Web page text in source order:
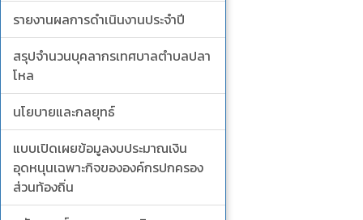
รายงานผลการดำเนินงานประจำปี
สรุปจำนวนบุคลากรเทศบาลตำบลปลา
โหล
นโยบายและกลยุทธ์
แบบเปิดเผยข้อมูลงบประมาณเงิน
อุดหนุนเฉพาะกิจขององค์กรปกครอง
ส่วนท้องถิ่น